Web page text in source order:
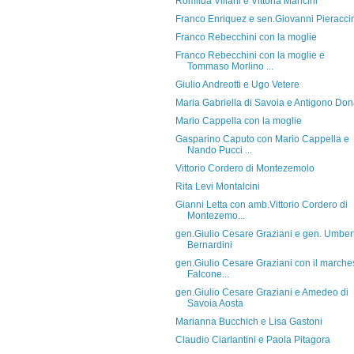
Franco Enriquez e sen.Giovanni
Franco Rebecchini con la moglie
Franco Rebecchini con la moglie e
Tommaso Morlino ...
Giulio Andreotti e Ugo Vetere
Maria Gabriella di Savoia e Antigono
Mario Cappella con la moglie
Gasparino Caputo con Mario Cappella e
Nando Pucci ...
Vittorio Cordero di Montezemolo
Rita Levi Montalcini
Gianni Letta con amb.Vittorio Cordero di
Montezemo...
gen.Giulio Cesare Graziani e gen.
Bernardini
gen.Giulio Cesare Graziani con il
Falcone...
gen.Giulio Cesare Graziani e Amedeo di
Savoia Aosta
Marianna Bucchich e Lisa Gastoni
Claudio Ciarlantini e Paola Pitagora